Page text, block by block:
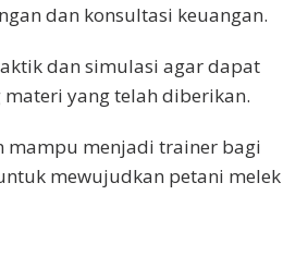
dan konsultasi keuangan.
dan simulasi agar dapat
yang telah diberikan.
mampu menjadi trainer bagi
mewujudkan petani melek